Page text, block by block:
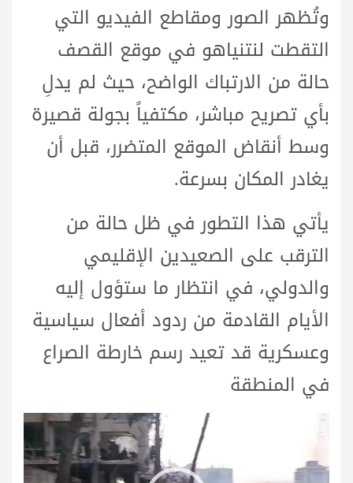
وتُظهر الصور ومقاطع الفيديو التي
التقطت لنتنياهو في موقع القصف
حالة من الارتباك الواضح، حيث لم يدلِ
بأي تصريح مباشر، مكتفياً بجولة قصيرة
وسط أنقاض الموقع المتضرر، قبل أن
يغادر المكان بسرعة.
يأتي هذا التطور في ظل حالة من
الترقب على الصعيدين الإقليمي
والدولي، في انتظار ما ستؤول إليه
الأيام القادمة من ردود أفعال سياسية
وعسكرية قد تعيد رسم خارطة الصراع
في المنطقة
مشغل
الفيديو